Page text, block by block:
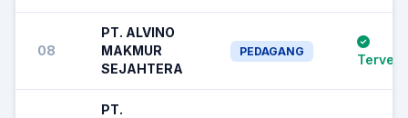
08
PT. ALVINO
MAKMUR
SEJAHTERA
PEDAGANG
PT.